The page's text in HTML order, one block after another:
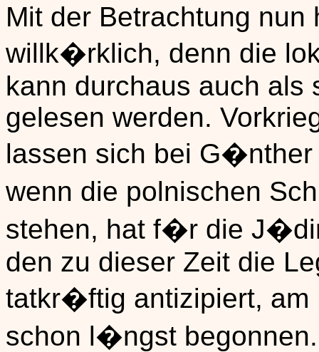
Mit der Betrachtung
willk�rklich, denn die
kann durchaus auch als
gelesen werden.
lassen sich bei
wenn die polnischen
stehen, hat f�r die
den zu dieser Zeit die
tatkr�ftig antizipiert, am
schon l�ngst